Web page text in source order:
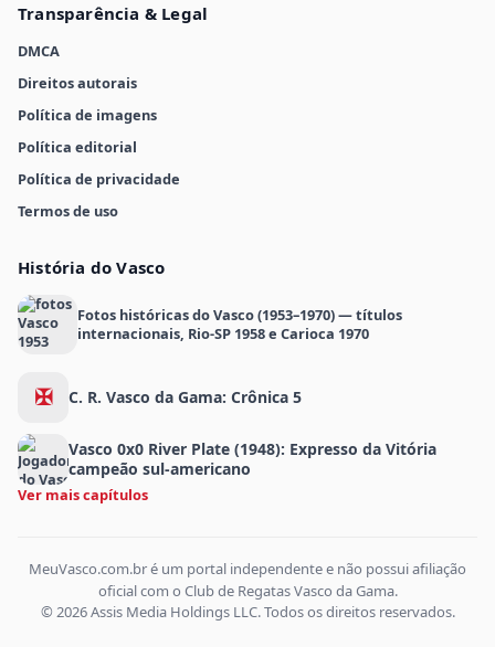
Transparência & Legal
DMCA
Direitos autorais
Política de imagens
Política editorial
Política de privacidade
Termos de uso
História do Vasco
Fotos históricas do Vasco (1953–1970) — títulos
internacionais, Rio-SP 1958 e Carioca 1970
✠ C. R. Vasco da Gama: Crônica 5
Vasco 0x0 River Plate (1948): Expresso da Vitória
campeão sul-americano
Ver mais capítulos
MeuVasco.com.br é um portal independente e não possui afiliação
oficial com o Club de Regatas Vasco da Gama.
© 2026 Assis Media Holdings LLC. Todos os direitos reservados.